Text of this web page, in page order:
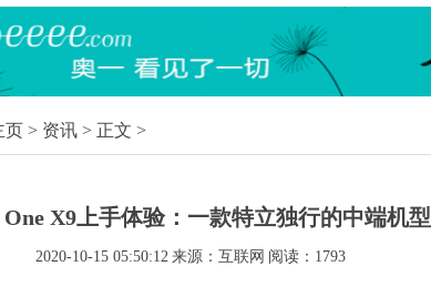
页 > 资讯 > 正文 >
X9上手体验：一款特立独行的中端机型
2020-10-15 05:50:12 来源：互联网 阅读：1793